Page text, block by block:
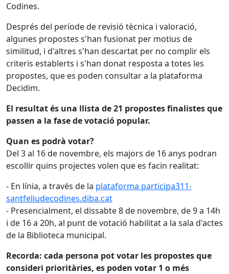
Codines.
Després del període de revisió tècnica i valoració,
algunes propostes s'han fusionat per motius de
similitud, i d'altres s'han descartat per no complir els
criteris establerts i s'han donat resposta a totes les
propostes, que es poden consultar a la plataforma
Decidim.
El resultat és una llista de 21 propostes finalistes que
passen a la fase de votació popular.
Quan es podrà votar?
Del 3 al 16 de novembre, els majors de 16 anys podran
escollir quins projectes volen que es facin realitat:
- En línia, a través de la plataforma participa311-
santfeliudecodines.diba.cat
- Presencialment, el dissabte 8 de novembre, de 9 a 14h
i de 16 a 20h, al punt de votació habilitat a la sala d'actes
de la Biblioteca municipal.
Recorda: cada persona pot votar les propostes que
consideri prioritàries, es poden votar 1 o més